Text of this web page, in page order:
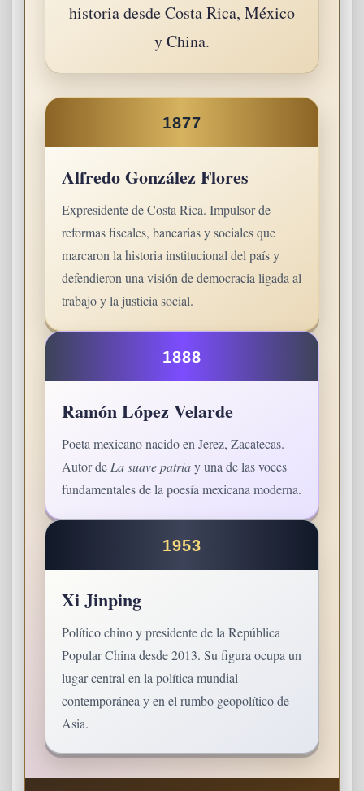
historia desde Costa Rica, México
y China.
1877
Alfredo González Flores
Expresidente de Costa Rica. Impulsor de
reformas fiscales, bancarias y sociales que
marcaron la historia institucional del país y
defendieron una visión de democracia ligada al
trabajo y la justicia social.
1888
Ramón López Velarde
Poeta mexicano nacido en Jerez, Zacatecas.
Autor de La suave patriay una de las voces
fundamentales de la poesía mexicana moderna.
1953
Xi Jinping
Político chino y presidente de la República
Popular China desde 2013. Su figura ocupa un
lugar central en la política mundial
contemporánea y en el rumbo geopolítico de
Asia.